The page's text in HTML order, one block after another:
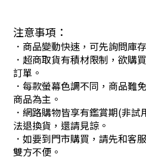
注意事項：
．商品變動快速，可先詢問庫
．超商取貨有積材限制，欲購
訂單。
．每款螢幕色調不同，商品難
商品為主。
．網路購物皆享有鑑賞期(非
法退換貨，還請見諒。
．如要到門市購買，請先和客
雙方不便。